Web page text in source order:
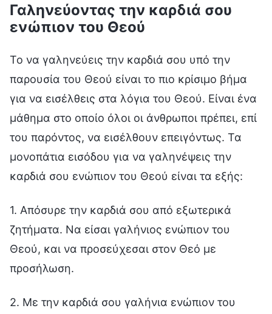
Γαληνεύοντας την καρδιά σου
ενώπιον του Θεού
Το να γαληνεύεις την καρδιά σου υπό την
παρουσία του Θεού είναι το πιο κρίσιμο βήμα
για να εισέλθεις στα λόγια του Θεού. Είναι ένα
μάθημα στο οποίο όλοι οι άνθρωποι πρέπει, επί
του παρόντος, να εισέλθουν επειγόντως. Τα
μονοπάτια εισόδου για να γαληνέψεις την
καρδιά σου ενώπιον του Θεού είναι τα εξής:
1. Απόσυρε την καρδιά σου από εξωτερικά
ζητήματα. Να είσαι γαλήνιος ενώπιον του
Θεού, και να προσεύχεσαι στον Θεό με
προσήλωση.
2. Με την καρδιά σου γαλήνια ενώπιον του